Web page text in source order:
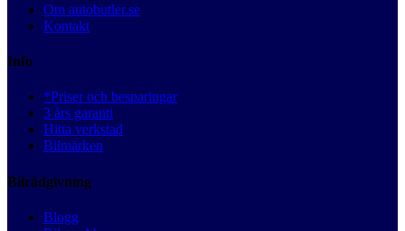
Om autobutler.se
Kontakt
Info
*Priser och besparingar
3 års garanti
Hitta verkstad
Bilmärken
Bilrådgivning
Blogg